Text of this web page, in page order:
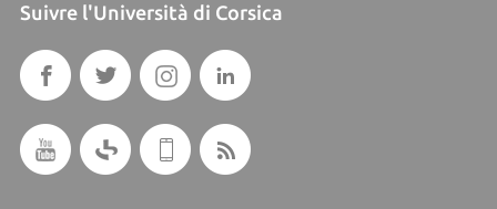
Suivre l'Università di Corsica